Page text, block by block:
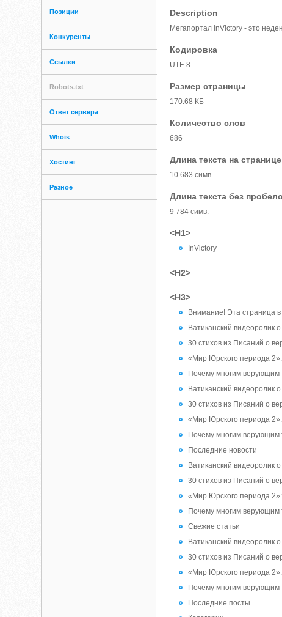
Позиции
Конкуренты
Ссылки
Robots.txt
Ответ сервера
Whois
Хостинг
Разное
Description
Мегапортал inVictory - это
Кодировка
UTF-8
Размер страницы
170.68 КБ
Количество слов
686
Длина текста на странице
10 683 симв.
Длина текста без
9 784 симв.
<H1>
InVictory
<H2>
<H3>
Внимание! Эта страница
Ватиканский видеоролик
30 стихов из Писаний о
«Мир Юрского периода
Почему многим верующим
Ватиканский видеоролик
30 стихов из Писаний о
«Мир Юрского периода
Почему многим верующим
Последние новости
Ватиканский видеоролик
30 стихов из Писаний о
«Мир Юрского периода
Почему многим верующим
Свежие статьи
Ватиканский видеоролик
30 стихов из Писаний о
«Мир Юрского периода
Почему многим верующим
Последние посты